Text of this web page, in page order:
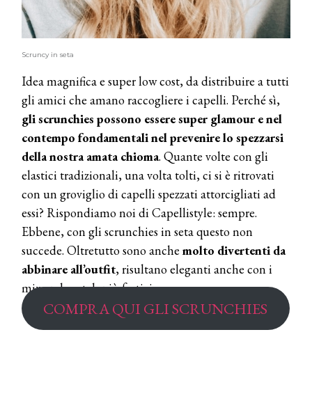
Scruncy in seta
Idea magnifica e super low cost, da distribuire a tutti
gli amici che amano raccogliere i capelli. Perché sì,
gli scrunchies possono essere super glamour e nel
contempo fondamentali nel prevenire lo spezzarsi
della nostra amata chioma. Quante volte con gli
elastici tradizionali, una volta tolti, ci si è ritrovati
con un groviglio di capelli spezzati attorcigliati ad
essi? Rispondiamo noi di Capellistyle: sempre.
Ebbene, con gli scrunchies in seta questo non
succede. Oltretutto sono anche molto divertenti da
abbinare all’outfit, risultano eleganti anche con i
mix and match più festivi.
COMPRA QUI GLI SCRUNCHIES